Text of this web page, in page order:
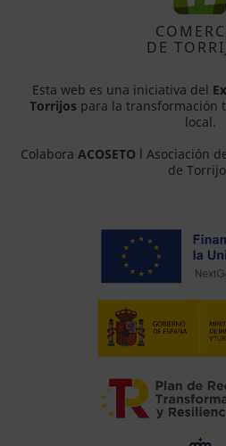
DE
Esta web es una iniciativa del
Torrijos para la transformación
local.
Colabora ACOSETO l Asociación
de